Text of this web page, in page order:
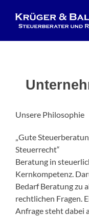
Unsere Philosophie
„Gute
Steuerrecht“
Beratung in
Kernkompetenz.
Bedarf Beratung zu
rechtlichen Fragen.
Anfrage steht dabei